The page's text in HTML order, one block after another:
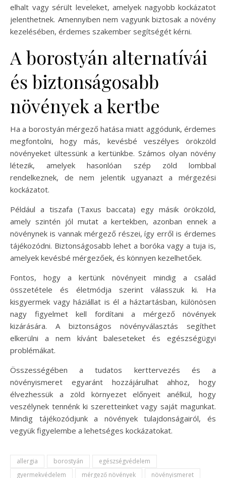
elhalt vagy sérült leveleket, amelyek nagyobb kockázatot
jelenthetnek. Amennyiben nem vagyunk biztosak a növény
kezelésében, érdemes szakember segítségét kérni.
A borostyán alternatívái
és biztonságosabb
növények a kertbe
Ha a borostyán mérgező hatása miatt aggódunk, érdemes
megfontolni, hogy más, kevésbé veszélyes örökzöld
növényeket ültessünk a kertünkbe. Számos olyan növény
létezik, amelyek hasonlóan szép zöld lombbal
rendelkeznek, de nem jelentik ugyanazt a mérgezési
kockázatot.
Például a tiszafa (Taxus baccata) egy másik örökzöld,
amely szintén jól mutat a kertekben, azonban ennek a
növénynek is vannak mérgező részei, így erről is érdemes
tájékozódni. Biztonságosabb lehet a boróka vagy a tuja is,
amelyek kevésbé mérgezőek, és könnyen kezelhetőek.
Fontos, hogy a kertünk növényeit mindig a család
összetétele és életmódja szerint válasszuk ki. Ha
kisgyermek vagy háziállat is él a háztartásban, különösen
nagy figyelmet kell fordítani a mérgező növények
kizárására. A biztonságos növényválasztás segíthet
elkerülni a nem kívánt baleseteket és egészségügyi
problémákat.
Összességében a tudatos kerttervezés és a
növényismeret egyaránt hozzájárulhat ahhoz, hogy
élvezhessük a zöld környezet előnyeit anélkül, hogy
veszélynek tennénk ki szeretteinket vagy saját magunkat.
Mindig tájékozódjunk a növények tulajdonságairól, és
vegyük figyelembe a lehetséges kockázatokat.
allergia borostyán
egészségvédelem
gyermekvédelem
mérgező növények növényismeret